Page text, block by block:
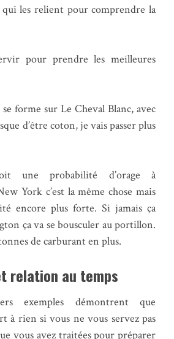
les relient pour comprendre la
pour prendre les meilleures
forme sur Le Cheval Blanc, avec
d’être coton, je vais passer plus
une probabilité d’orage à
York c’est la même chose mais
encore plus forte. Si jamais ça
ça va se bousculer au portillon.
de carburant en plus.
relation au temps
exemples démontrent que
à rien si vous ne vous servez pas
vous avez traitées pour préparer